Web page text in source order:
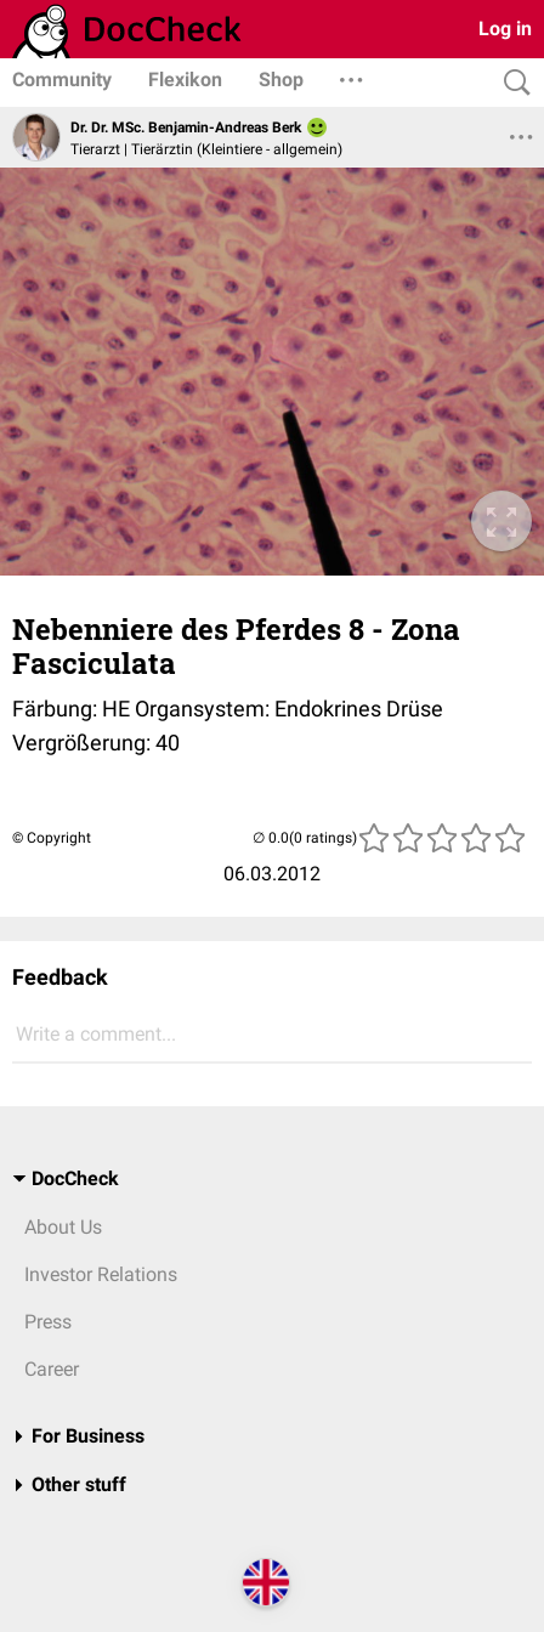
Log in
Community Flexikon Shop
Dr. Dr. MSc. Benjamin-Andreas Berk
Tierarzt | Tierärztin (Kleintiere - allgemein)
Nebenniere des Pferdes 8 - Zona
Fasciculata
Färbung: HE Organsystem: Endokrines Drüse
Vergrößerung: 40
© Copyright
06.03.2012
(0 ratings)
Feedback
Write a comment...
DocCheck
About Us
Investor Relations
Press
Career
For Business
Other stuff